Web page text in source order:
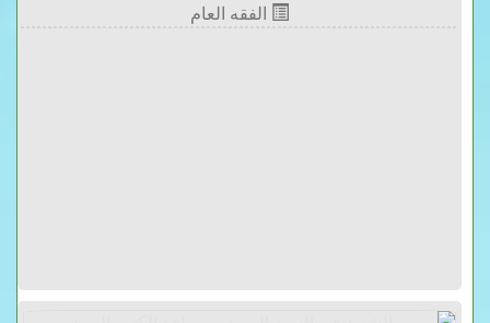
الفقه العام